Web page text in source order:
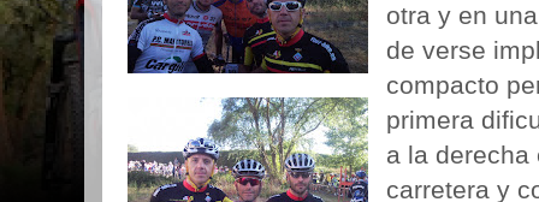
otra y en
de verse
compacto
primera
a la derecha
carretera y